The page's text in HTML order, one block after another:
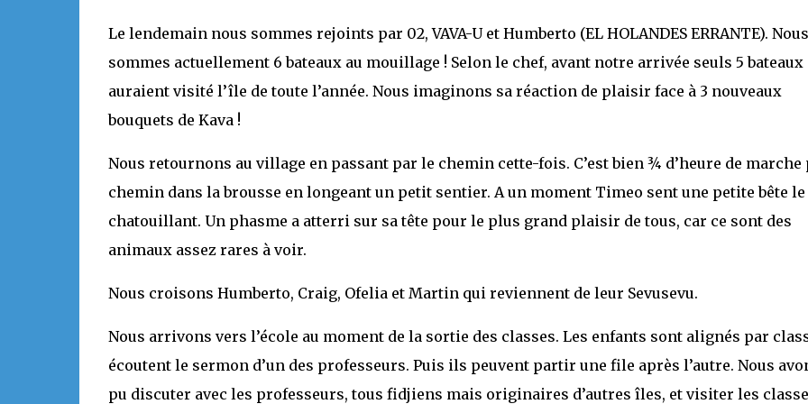
Le lendemain nous sommes rejoints par 02, VAVA-U et Humberto (EL HOLANDES ERRANTE). Nous
sommes actuellement 6 bateaux au mouillage ! Selon le chef, avant notre arrivée seuls 5 bateaux
auraient visité l’île de toute l’année. Nous imaginons sa réaction de plaisir face à 3 nouveaux
bouquets de Kava !
Nous retournons au village en passant par le chemin cette-fois. C’est bien ¾ d’heure de marche
chemin dans la brousse en longeant un petit sentier. A un moment Timeo sent une petite bête le
chatouillant. Un phasme a atterri sur sa tête pour le plus grand plaisir de tous, car ce sont des
animaux assez rares à voir.
Nous croisons Humberto, Craig, Ofelia et Martin qui reviennent de leur Sevusevu.
Nous arrivons vers l’école au moment de la sortie des classes. Les enfants sont alignés par
écoutent le sermon d’un des professeurs. Puis ils peuvent partir une file après l’autre. Nous
pu discuter avec les professeurs, tous fidjiens mais originaires d’autres îles, et visiter les